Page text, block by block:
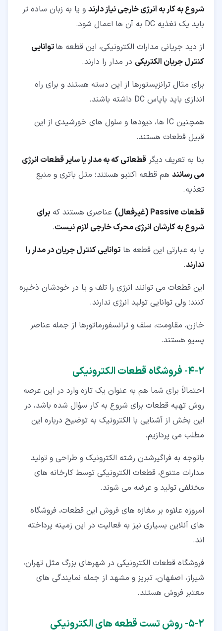
شروع به کار به انرژی خارجی نیاز دارند و یا به زبان ساده تر
باید یک تغذیه DC به آن ها اعمال شود.
از دید جریانی مدارات الکترونیکی، این قطعه هاتوانایی
کنترل جریان الکتریکی در مدار را دارند.
برای مثال ترانزیستورها از این دسته هستند و برای راه
اندازی باید بایاس DC داشته باشند.
همچنین IC ها، دیودها و سلول های خورشیدی از این
قبیل قطعات هستند.
بنا به تعریف دیگر قطعاتی که به مدار یا سایر قطعات انرژی
می رسانند هم قطعه اکتیو هستند؛ مثل باتری و منبع
تغذیه.
قطعات
(غیرفعال) عناصری هستند که برای
شروع به کارشان انرژی محرک خارجی لازم نیست.
یا به عبارتی این قطعه ها توانایی کنترل جریان در مدار را
ندارند.
این قطعات می توانند انرژی را تلف و یا در خودشان ذخیره
کنند؛ ولی توانایی تولید انرژی ندارند.
خازن، مقاومت، سلف و ترانسفورماتورها از جمله عناصر
پسیو هستند.
۲‏-‏۴‏- فروشگاه قطعات الکترونیکی
احتمالاً برای شما هم به عنوان یک تازه وارد در این عرصه
روش تهیه قطعات برای شروع به کار سؤال شده باشد، در
این بخش از آشنایی با الکترونیک به توضیح درباره این
مطلب می پردازیم.
باتوجه به فراگیرشدن رشته الکترونیک و طراحی و تولید
مدارات متنوع، قطعات الکترونیکی توسط کارخانه های
مختلفی تولید و عرضه می شوند.
امروزه علاوه بر مغازه های فروش این قطعات، فروشگاه
های آنلاین بسیاری نیز به فعالیت در این زمینه پرداخته
اند.
فروشگاه قطعات الکترونیکی در شهرهای بزرگ مثل تهران،
شیراز، اصفهان، تبریز و مشهد از جمله نمایندگی های
معتبر فروش هستند.
۲‏-‏۵‏- روش تست قطعه های الکترونیکی